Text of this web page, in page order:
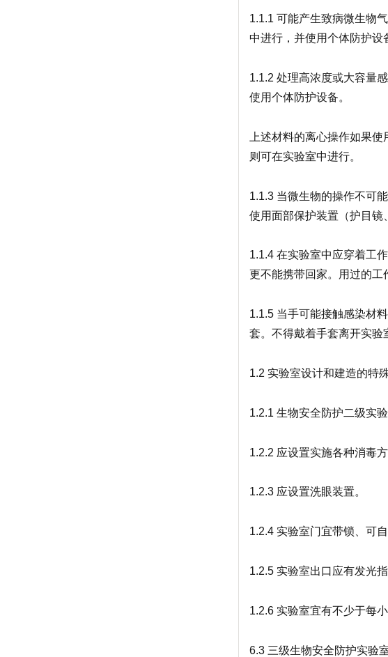
1.1.1 可能产生致病微生物
中进行，并使用个体防护设
1.1.2 处理高浓度或大容量
使用个体防护设备。
上述材料的离心操作如果
则可在实验室中进行。
1.1.3 当微生物的操作不可
使用面部保护装置（护目镜
1.1.4 在实验室中应穿着工
更不能携带回家。用过的工
1.1.5 当手可能接触感染材
套。不得戴着手套离开实验
1.2 实验室设计和建造的特
1.2.1 生物安全防护二级实
1.2.2 应设置实施各种消毒
1.2.3 应设置洗眼装置。
1.2.4 实验室门宜带锁、可自
1.2.5 实验室出口应有发光指
1.2.6 实验室宜有不少于每
6.3 三级生物安全防护实验